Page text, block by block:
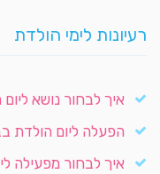
רעיונות לימי הולדת
איך לבחור נושא
הפעלה ליום הולדת
איך לבחור מפעילה